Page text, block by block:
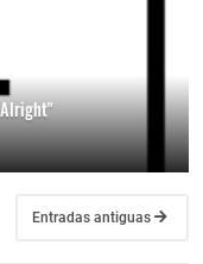
Entradas antiguas